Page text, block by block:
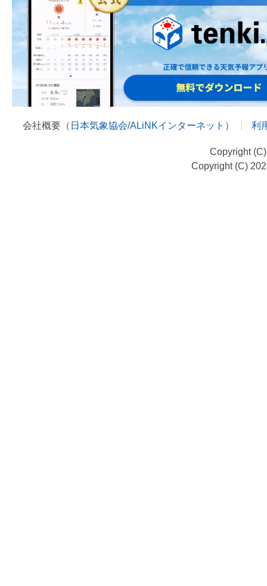
会社概要（ 日本気象協会/ALiNKインターネット ） 利
Copyright
Copyright (C)